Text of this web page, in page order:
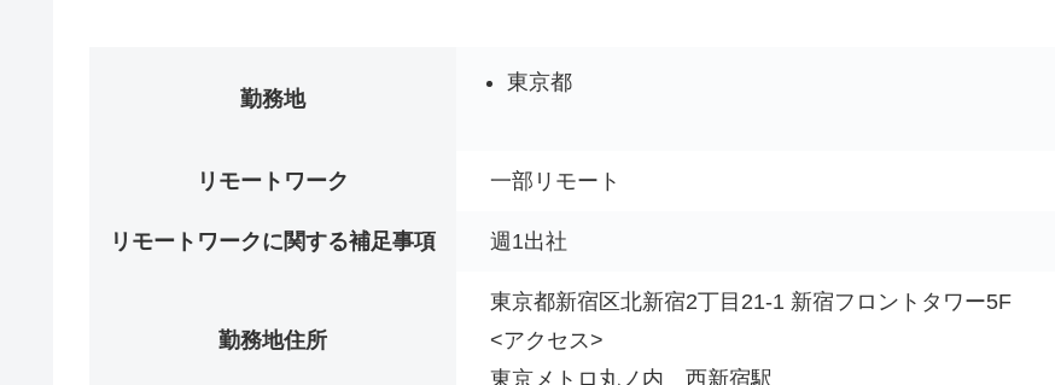
勤務地
東京都
リモートワーク 一部リモート
リモートワークに関する補足事項 週1出社
勤務地住所
東京都新宿区北新宿2丁目21-1 新宿フロントタワー5F
<アクセス>
東京メトロ丸ノ内 西新宿駅